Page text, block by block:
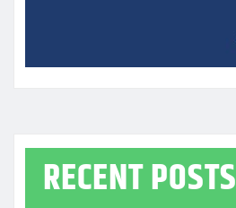
RECENT POSTS